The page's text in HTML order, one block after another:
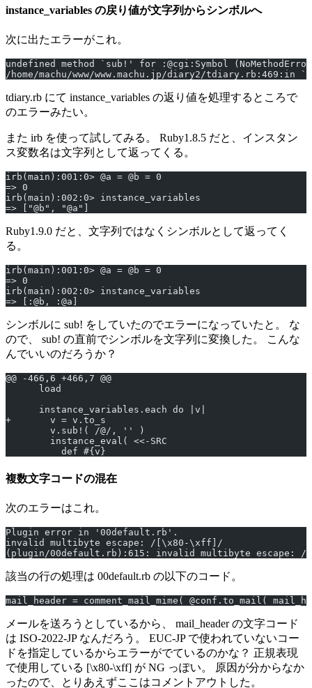
instance_variables の戻り値が文字列からシンボルへ
次に出たエラーがこれ。
undefined method `sub!' for :@cgi:Symbol
/home/machu/www/www.machu.jp/diary2/
tdiary.rb にて instance_variables の返り値を処理するところで
のエラーみたい。
また irb を使って試してみる。 Ruby1.8.5 だと、インスタン
ス変数名は文字列として返ってくる。
irb(main):001:0> @a = @b = 0
=> 0
irb(main):002:0> instance_variables
=> ["@b", "@a"]
Ruby1.9.0 だと、文字列ではなくシンボルとして返ってく
る。
irb(main):001:0> @a = @b = 0
=> 0
irb(main):002:0> instance_variables
=> [:@b, :@a]
シンボルに sub! をしていたのでエラーになっていたと。 な
ので、 sub! の直前でシンボルを文字列に変換した。 こんな
んでいいのだろうか？
@@ -466,6 +466,7 @@
      load
      instance_variables.each do |v|
+       v = v.to_s
        v.sub!( /@/, '' )
        instance_eval( <<-SRC
          def #{v}
複数文字コードの混在
次のエラーはこれ。
Plugin error in '00default.rb'.
invalid multibyte escape: /[\x80-\xff]/
(plugin/00default.rb):615: invalid multibyte escape:
該当の行の処理は 00default.rb の以下のコード。
mail_header = comment_mail_mime( @conf.to_mail(
メールを送ろうとしているから、 mail_header の文字コード
は ISO-2022-JP なんだろう。 EUC-JP で使われていないコー
ドを指定しているからエラーがでているのかな？ 正規表現
で使用している [\x80-\xff] が NG っぽい。 原因が分からなか
ったので、とりあえずここはコメントアウトした。